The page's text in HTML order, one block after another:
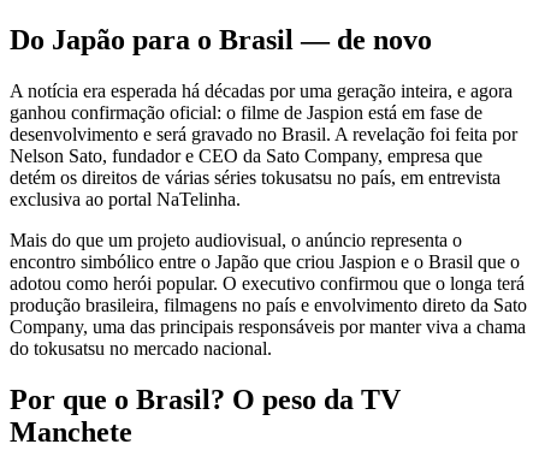
Do Japão para o Brasil — de novo
A notícia era esperada há décadas por uma geração inteira, e agora
ganhou confirmação oficial: o filme de Jaspion está em fase de
desenvolvimento e será gravado no Brasil. A revelação foi feita por
Nelson Sato, fundador e CEO da Sato Company, empresa que
detém os direitos de várias séries tokusatsu no país, em entrevista
exclusiva ao portal NaTelinha.
Mais do que um projeto audiovisual, o anúncio representa o
encontro simbólico entre o Japão que criou Jaspion e o Brasil que o
adotou como herói popular. O executivo confirmou que o longa terá
produção brasileira, filmagens no país e envolvimento direto da Sato
Company, uma das principais responsáveis por manter viva a chama
do tokusatsu no mercado nacional.
Por que o Brasil? O peso da TV
Manchete